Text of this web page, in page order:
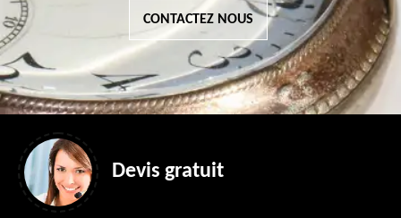
CONTACTEZ NOUS
Devis gratuit